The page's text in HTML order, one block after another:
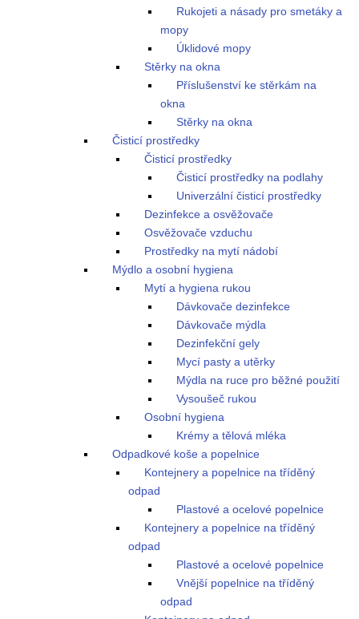
Rukojeti a násady pro smetáky a
mopy
Úklidové mopy
Stěrky na okna
Příslušenství ke stěrkám na
okna
Stěrky na okna
Čisticí prostředky
Čisticí prostředky
Čisticí prostředky na podlahy
Univerzální čisticí prostředky
Dezinfekce a osvěžovače
Osvěžovače vzduchu
Prostředky na mytí nádobí
Mýdlo a osobní hygiena
Mytí a hygiena rukou
Dávkovače dezinfekce
Dávkovače mýdla
Dezinfekční gely
Mycí pasty a utěrky
Mýdla na ruce pro běžné použití
Vysoušeč rukou
Osobní hygiena
Krémy a tělová mléka
Odpadkové koše a popelnice
Kontejnery a popelnice na tříděný
odpad
Plastové a ocelové popelnice
Kontejnery a popelnice na tříděný
odpad
Plastové a ocelové popelnice
Vnější popelnice na tříděný
odpad